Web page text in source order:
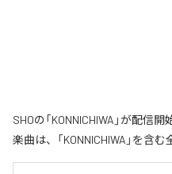
SHOの「KONNICHIWA」が配信
楽曲は、「KONNICHIWA」を含む